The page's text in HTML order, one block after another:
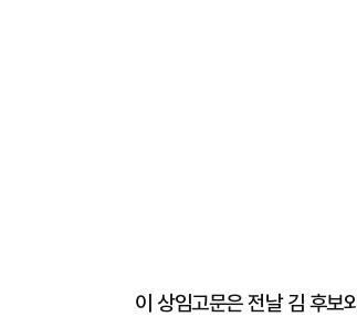
이 상임고문은 전날 김 후보